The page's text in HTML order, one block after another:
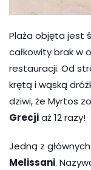
Plaża objęta jest
całkowity brak w
restauracji. Od
krętą i wąską
dziwi, że Myrtos
Grecjiaż 12 razy!
Jedną z
Melissani.